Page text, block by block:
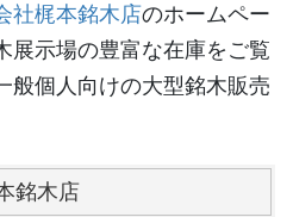
社梶本銘木店のホームペー
展示場の豊富な在庫をご覧
般個人向けの大型銘木販売
銘木店